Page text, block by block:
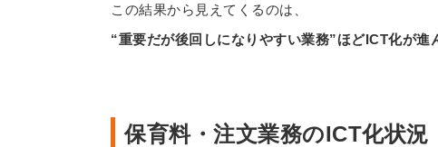
この結果から見えてくるのは、
“重要だが後回しになりやすい業務”ほどICT化が進
保育料・注文業務のICT化状況